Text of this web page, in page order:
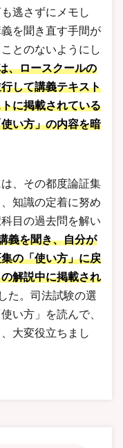
逃さずにメモし
を聞き直す手間が
とのないようにし
、ロースクールの
して講義テキスト
に掲載されている
い方」の内容を暗
、その都度論証集
知識の定着に努め
目の過去問を解い
義を聞き、自分が
の「使い方」に戻
解説中に掲載され
た。司法試験の選
い方」を読んで、
大変役立ちまし